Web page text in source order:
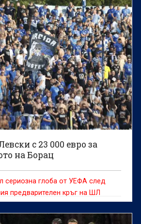
с 23 000 евро за
на Борац
сериозна глоба от УЕФА след
предварителен кръг на ШЛ